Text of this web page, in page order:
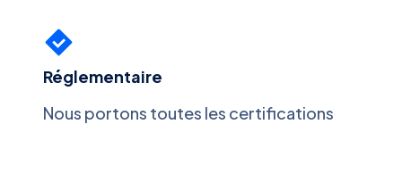
Réglementaire
Nous portons toutes les certifications